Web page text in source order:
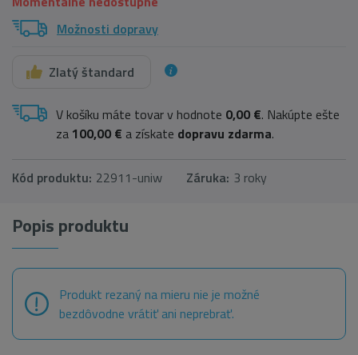
Možnosti dopravy
Zlatý štandard
V košíku máte tovar v hodnote 0,00 €. Nakúpte ešte
za 100,00 € a získate dopravu zdarma.
Kód produktu: 22911-uniw Záruka: 3 roky
Popis produktu
Produkt rezaný na mieru nie je možné
bezdôvodne vrátiť ani neprebrať.